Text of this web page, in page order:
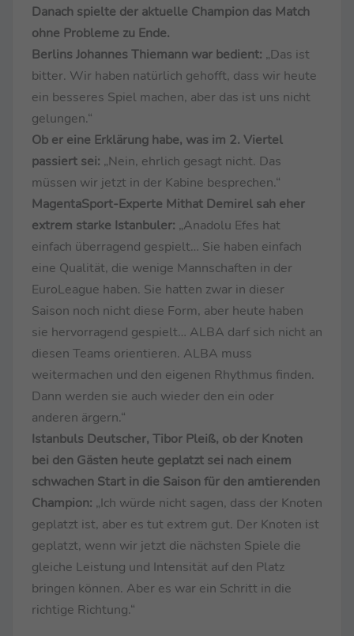
Danach spielte der aktuelle Champion das Match
ohne Probleme zu Ende.
Berlins Johannes Thiemann war bedient: „Das ist
bitter. Wir haben natürlich gehofft, dass wir heute
ein besseres Spiel machen, aber das ist uns nicht
gelungen.“
Ob er eine Erklärung habe, was im 2. Viertel
passiert sei: „Nein, ehrlich gesagt nicht. Das
müssen wir jetzt in der Kabine besprechen.“
MagentaSport-Experte Mithat Demirel sah eher
extrem starke Istanbuler: „Anadolu Efes hat
einfach überragend gespielt… Sie haben einfach
eine Qualität, die wenige Mannschaften in der
EuroLeague haben. Sie hatten zwar in dieser
Saison noch nicht diese Form, aber heute haben
sie hervorragend gespielt… ALBA darf sich nicht an
diesen Teams orientieren. ALBA muss
weitermachen und den eigenen Rhythmus finden.
Dann werden sie auch wieder den ein oder
anderen ärgern.“
Istanbuls Deutscher, Tibor Pleiß, ob der Knoten
bei den Gästen heute geplatzt sei nach einem
schwachen Start in die Saison für den amtierenden
Champion: „Ich würde nicht sagen, dass der Knoten
geplatzt ist, aber es tut extrem gut. Der Knoten ist
geplatzt, wenn wir jetzt die nächsten Spiele die
gleiche Leistung und Intensität auf den Platz
bringen können. Aber es war ein Schritt in die
richtige Richtung.“